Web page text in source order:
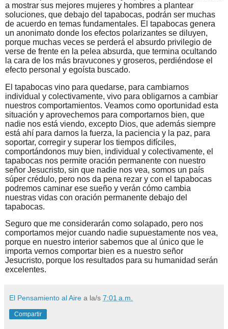
a mostrar sus mejores mujeres y hombres a plantear
soluciones, que debajo del tapabocas, podrán ser muchas
de acuerdo en temas fundamentales. El tapabocas genera
un anonimato donde los efectos polarizantes se diluyen,
porque muchas veces se perderá el absurdo privilegio de
verse de frente en la pelea absurda, que termina ocultando
la cara de los más bravucones y groseros, perdiéndose el
efecto personal y egoísta buscado.
El tapabocas vino para quedarse, para cambiarnos
individual y colectivamente, vivo para obligarnos a cambiar
nuestros comportamientos. Veamos como oportunidad esta
situación y aprovechemos para comportarnos bien, que
nadie nos está viendo, excepto Dios, que además siempre
está ahí para darnos la fuerza, la paciencia y la paz, para
soportar, corregir y superar los tiempos difíciles,
comportándonos muy bien, individual y colectivamente, el
tapabocas nos permite oración permanente con nuestro
señor Jesucristo, sin que nadie nos vea, somos un país
súper crédulo, pero nos da pena rezar y con el tapabocas
podremos caminar ese sueño y verán cómo cambia
nuestras vidas con oración permanente debajo del
tapabocas.
Seguro que me considerarán como solapado, pero nos
comportamos mejor cuando nadie supuestamente nos vea,
porque en nuestro interior sabemos que al único que le
importa vernos comportar bien es a nuestro señor
Jesucristo, porque los resultados para su humanidad serán
excelentes.
El Pensamiento al Aire a la/s 7:01 a.m.
Compartir